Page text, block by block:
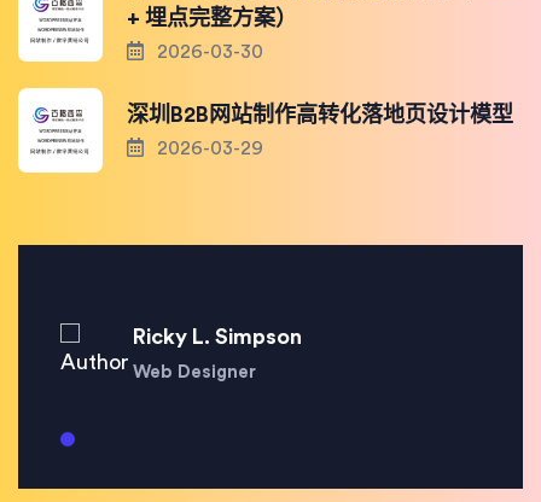
+ 埋点完整方案）
2026-03-30
深圳B2B网站制作高转化落地页设计模型
2026-03-29
Ricky L. Simpson
Web Designer